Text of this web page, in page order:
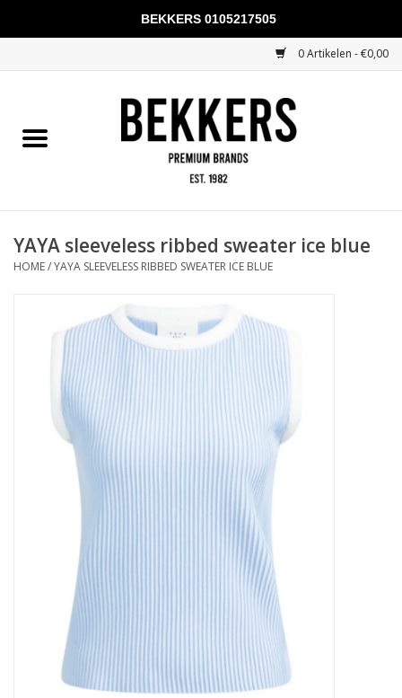
0 Artikelen - €0,00
Mannen
KADOBONNEN
YAYA sleeveless ribbed sweater ice blue
HOME/YAYA SLEEVELESS RIBBED SWEATER ICE BLUE
BEKKERS 0105217505